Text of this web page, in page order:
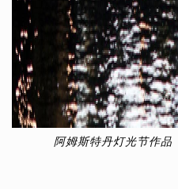
阿姆斯特丹灯光节作